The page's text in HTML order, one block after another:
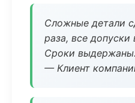
Сложные детали
раза, все допуски
Сроки выдержаны.
— Клиент